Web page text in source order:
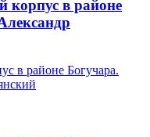
корпус в районе